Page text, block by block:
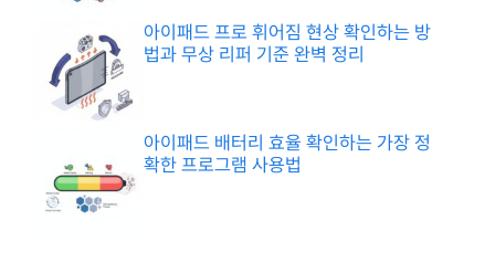
아이패드 프로 휘어짐 현상 확인하는 방
법과 무상 리퍼 기준 완벽 정리
아이패드 배터리 효율 확인하는 가장 정
확한 프로그램 사용법